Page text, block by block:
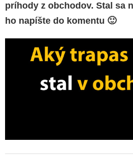
príhody z obchodov. Stal sa
ho napíšte do komentu 🙂